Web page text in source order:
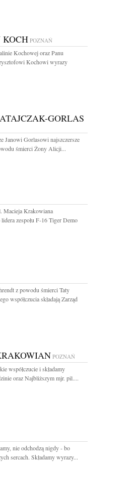
KOCH POZNAŃ
Kochowej oraz Panu
Kochowi wyrazy
GORLAS
Janowi Gorlasowi najszczersze
śmierci Żony Alicji...
Macieja Krakowiana
zespołu F-16 Tiger Demo
z powodu śmierci Taty
współczucia składają Zarząd
POZNAŃ
współczucie i składamy
oraz Najbliższym mjr. pil....
nie odchodzą nigdy - bo
sercach. Składamy wyrazy...